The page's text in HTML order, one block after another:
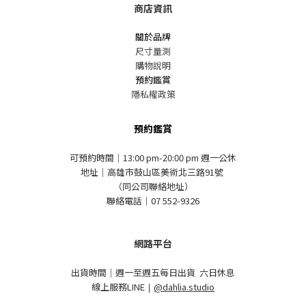
商店資訊
關於品牌
尺寸量測
購物說明
預約鑑賞
隱私權政策
預約鑑賞
可預約時間｜13:00 pm-20:00 pm 週一公休
地址｜高雄市鼓山區美術北三路91號
（同公司聯絡地址）
聯絡電話｜07 552-9326
網路平台
出貨時間｜週一至週五每日出貨 六日休息
線上服務LINE ｜ @dahlia.studio